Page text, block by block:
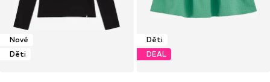
Nové
Děti
Děti
DEAL